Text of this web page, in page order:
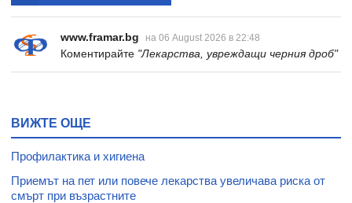
www.framar.bg на 06 August 2026 в 22:48
Коментирайте "Лекарства, увреждащи черния дроб"
ВИЖТЕ ОЩЕ
Профилактика и хигиена
Приемът на пет или повече лекарства увеличава риска от
смърт при възрастните